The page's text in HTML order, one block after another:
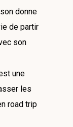
donne
de partir
son
une
les
road trip